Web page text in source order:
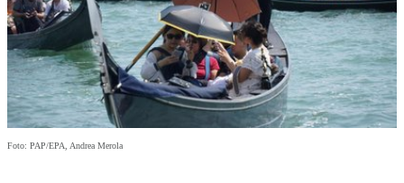
Foto: PAP/EPA, Andrea Merola